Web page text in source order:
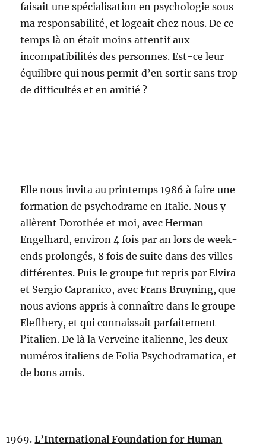
faisait une spécialisation en psychologie sous
ma responsabilité, et logeait chez nous. De ce
temps là on était moins attentif aux
incompatibilités des personnes. Est-ce leur
équilibre qui nous permit d’en sortir sans trop
de difficultés et en amitié ?
Elle nous invita au printemps 1986 à faire une
formation de psychodrame en Italie. Nous y
allèrent Dorothée et moi, avec Herman
Engelhard, environ 4 fois par an lors de week-
ends prolongés, 8 fois de suite dans des villes
différentes. Puis le groupe fut repris par Elvira
et Sergio Capranico, avec Frans Bruyning, que
nous avions appris à connaître dans le groupe
Eleflhery, et qui connaissait parfaitement
l’italien. De là la Verveine italienne, les deux
numéros italiens de Folia Psychodramatica, et
de bons amis.
L’International Foundation for Human